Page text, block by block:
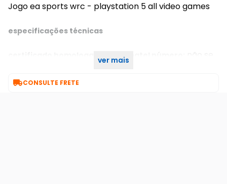
Jogo ea sports wrc - playstation 5 all video games
especificações técnicas
certificado homologado pela anatel número:
ver mais
CONSULTE FRETE